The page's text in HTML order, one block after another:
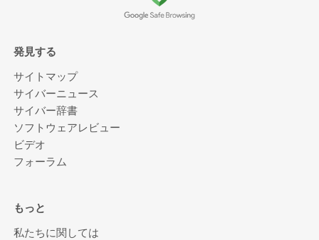
発見する
サイトマップ
サイバーニュース
サイバー辞書
ソフトウェアレビュー
ビデオ
フォーラム
もっと
私たちに関しては